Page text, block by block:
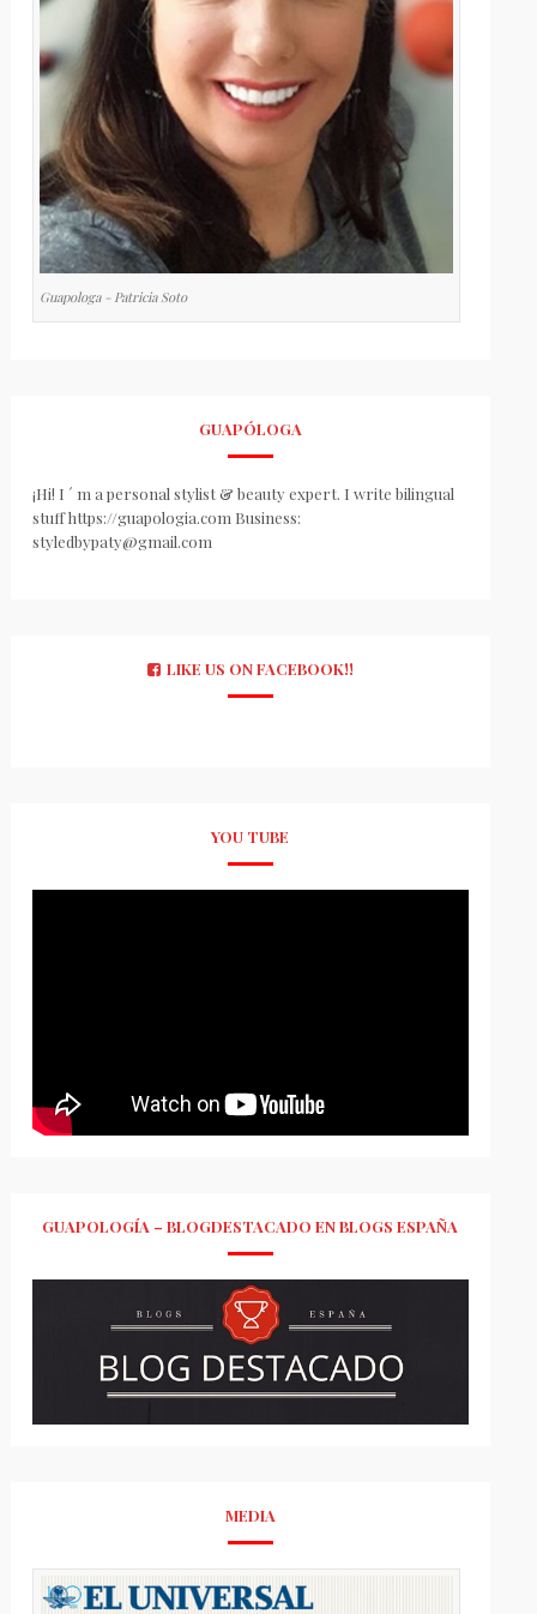
Guapologa - Patricia Soto
GUAPÓLOGA
¡Hi! I ´ m a personal stylist & beauty expert. I write bilingual
stuff https://guapologia.com Business:
styledbypaty@gmail.com
LIKE US ON FACEBOOK!!
YOU TUBE
GUAPOLOGÍA – BLOGDESTACADO EN BLOGS ESPAÑA
MEDIA